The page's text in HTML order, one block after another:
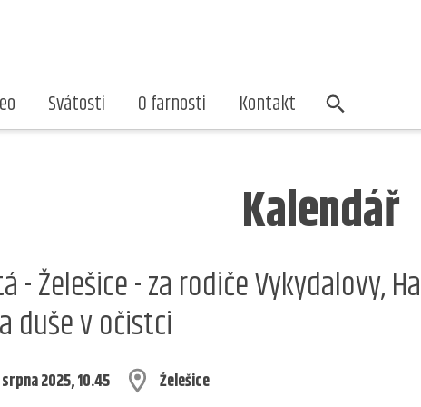
Svátosti O farnosti Kontakt
Kalendář
- Želešice - za rodiče Vykydalovy,
duše v očistci
2025, 10.45 Želešice